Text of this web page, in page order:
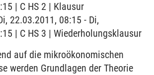
| C HS 2 | Klausur
22.03.2011, 08:15 - Di,
| C HS 3 | Wiederholungsklausur
auf die mikroökonomischen
werden Grundlagen der Theorie